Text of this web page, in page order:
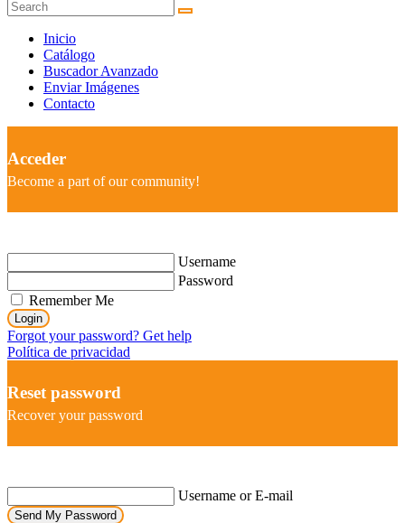
Inicio
Catálogo
Buscador Avanzado
Enviar Imágenes
Contacto
Acceder
Become a part of our community!
Username
Password
Remember Me
Login
Forgot your password? Get help
Política de privacidad
Reset password
Recover your password
Username or E-mail
Send My Password